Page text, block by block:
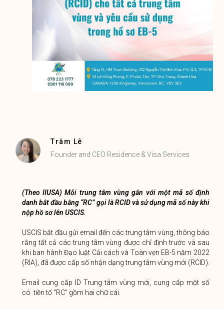
Trâm Lê
Founder and CEO Residence & Visa Services
(Theo IIUSA) Mỗi trung tâm vùng gắn với một mã số định
danh bắt đầu bằng “RC” gọi là RCID và sử dụng mã số này khi
nộp hồ sơ lên USCIS.
USCIS bắt đầu gửi email đến các trung tâm vùng, thông báo
rằng tất cả các trung tâm vùng được chỉ định trước và sau
khi ban hành Đạo luật Cải cách và Toàn vẹn EB-5 năm 2022
(RIA), đã được cấp số nhận dạng trung tâm vùng mới (RCID).
Email cung cấp ID Trung tâm vùng mới, cung cấp một số
có tiền tố “RC” gồm hai chữ cái.